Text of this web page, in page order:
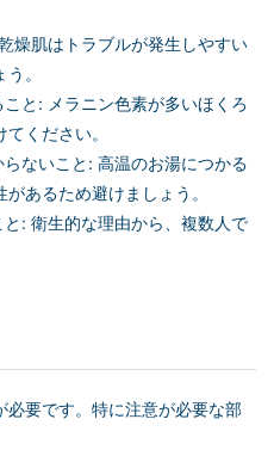
燥肌はトラブルが発生しやすい
。
と: メラニン色素が多いほくろ
ください。
ないこと: 高温のお湯につかる
あるため避けましょう。
: 衛生的な理由から、複数人で
必要です。特に注意が必要な部